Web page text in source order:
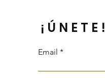
¡ÚNETE!
Email